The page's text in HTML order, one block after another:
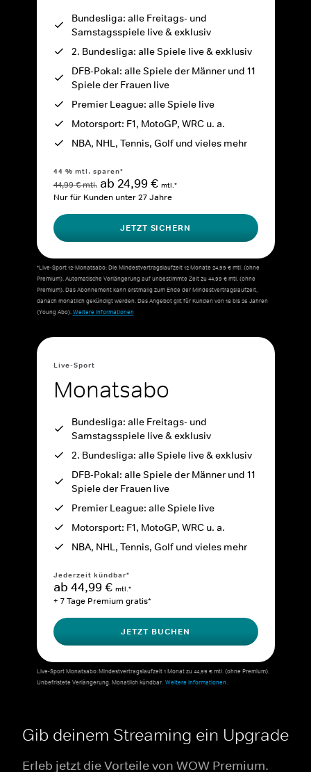
Bundesliga: alle Freitags- und
Samstagsspiele live & exklusiv
2. Bundesliga: alle Spiele live & exklusiv
DFB-Pokal: alle Spiele der Männer und 11
Spiele der Frauen live
Premier League: alle Spiele live
Motorsport: F1, MotoGP, WRC u. a.
NBA, NHL, Tennis, Golf und vieles mehr
44 % mtl. sparen*
44,99 € mtl. ab 24,99 € mtl.*
Nur für Kunden unter 27 Jahre
JETZT SICHERN
*Live-Sport 12-Monatsabo: Die Mindestvertragslaufzeit 12 Monate 24,99 € mtl. (ohne
Premium). Automatische Verlängerung auf unbestimmte Zeit zu 44,99 € mtl. (ohne
Premium). Das Abonnement kann erstmalig zum Ende der Mindestvertragslaufzeit,
danach monatlich gekündigt werden. Das Angebot gilt für Kunden von 18 bis 26 Jahren
(Young Abo).Weitere Informationen
Live-Sport
Monatsabo
Bundesliga: alle Freitags- und
Samstagsspiele live & exklusiv
2. Bundesliga: alle Spiele live & exklusiv
DFB-Pokal: alle Spiele der Männer und 11
Spiele der Frauen live
Premier League: alle Spiele live
Motorsport: F1, MotoGP, WRC u. a.
NBA, NHL, Tennis, Golf und vieles mehr
Jederzeit kündbar*
ab 44,99 € mtl.*
+ 7 Tage Premium gratis*
JETZT BUCHEN
Live-Sport Monatsabo: Mindestvertragslaufzeit 1 Monat zu 44,99 € mtl. (ohne Premium).
Unbefristete Verlängerung. Monatlich kündbar. Weitere Informationen.
Gib deinem Streaming ein Upgrade
Erleb jetzt die Vorteile von WOW Premium.